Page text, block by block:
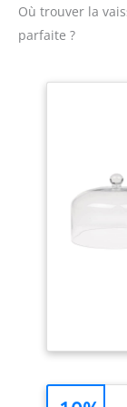
Où trouver la
parfaite ?